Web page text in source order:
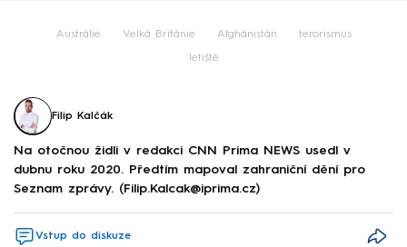
Austrálie Velká Británie Afghánistán terorismus
letiště
Filip Kalčák
Na otočnou židli v redakci CNN Prima NEWS usedl v
dubnu roku 2020. Předtím mapoval zahraniční dění pro
Seznam zprávy. (Filip.Kalcak@iprima.cz)
Vstup do diskuze